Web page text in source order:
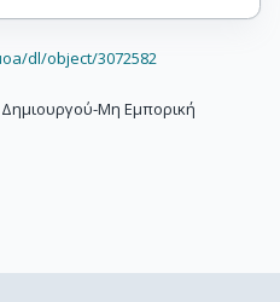
dl/object/3072582
Μη Εμπορική